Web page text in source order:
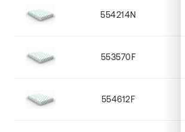
554214N
553570F
554612F